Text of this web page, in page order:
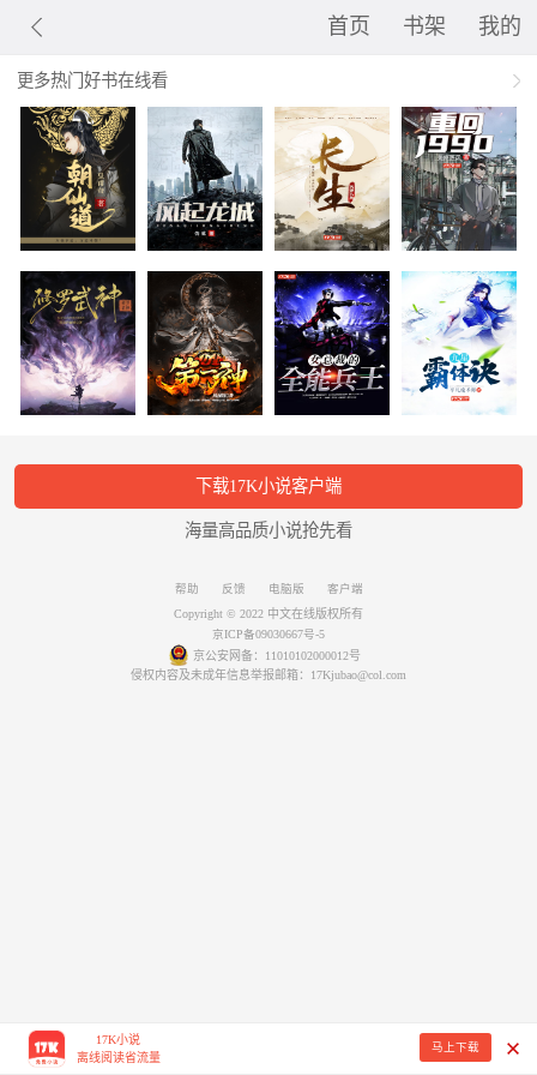
首页 书架 我的
更多热门好书在线看
下载17K小说客户端
海量高品质小说抢先看
帮助 反馈 电脑版
客户端
Copyright © 2022 中文在线版权所有
京ICP备09030667号-5
京公安网备：11010102000012号
侵权内容及未成年信息举报邮箱：17Kjubao@col.com
17K小说
离线阅读省流量
马上下载